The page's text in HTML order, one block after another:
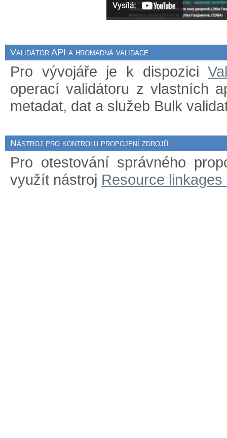
Validátor API a hromadná validace
Pro vývojáře je k dispozici
operací validátoru z vlastních
metadat, dat a služeb Bulk
Nástroj pro kontrolu propojení zdrojů
Pro otestování správného
využít nástroj Resource